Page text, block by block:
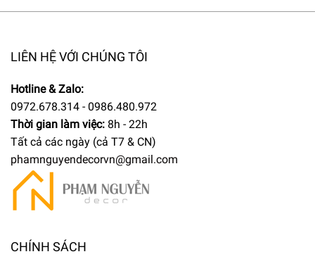
LIÊN HỆ VỚI CHÚNG TÔI
Hotline & Zalo:
0972.678.314 - 0986.480.972
Thời gian làm việc: 8h - 22h
Tất cả các ngày (cả T7 & CN)
phamnguyendecorvn@gmail.com
CHÍNH SÁCH